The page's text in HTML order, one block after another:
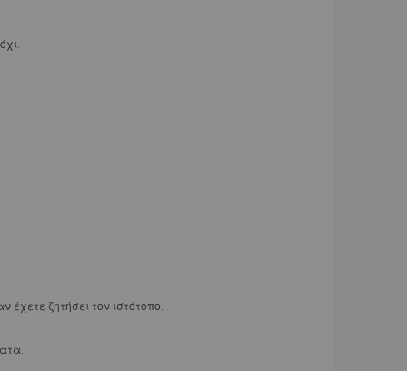
έχετε ζητήσει τον ιστότοπο.